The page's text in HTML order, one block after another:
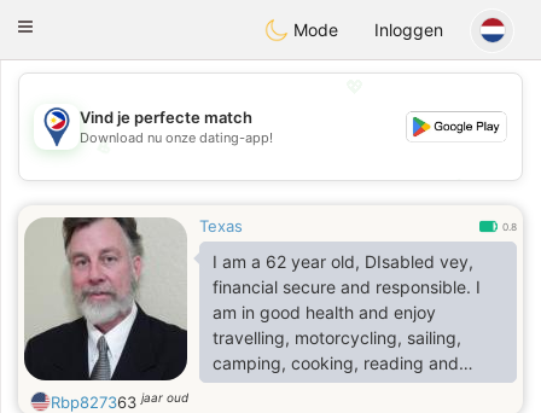
PhilippinesChat
Toggle
Mode Inloggen
💖
💕
Vind je perfecte match
Download nu onze dating-app!
Texas 0.8
I am a 62 year old, DIsabled vey,
financial secure and responsible. I
am in good health and enjoy
travelling, motorcycling, sailing,
camping, cooking, reading and
shooting sports
Rbp827363jaar oud